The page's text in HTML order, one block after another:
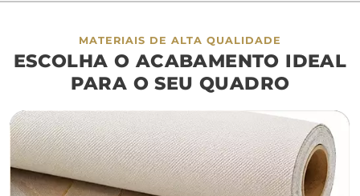
móvel de referência
sofá cama
largura aproximada
160cm 200cm
MATERIAIS DE ALTA QUALIDADE
ESCOLHA O ACABAMENTO IDEAL
PARA O SEU QUADRO